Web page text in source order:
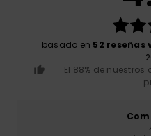
basado en 52 reseñas
El 88% de